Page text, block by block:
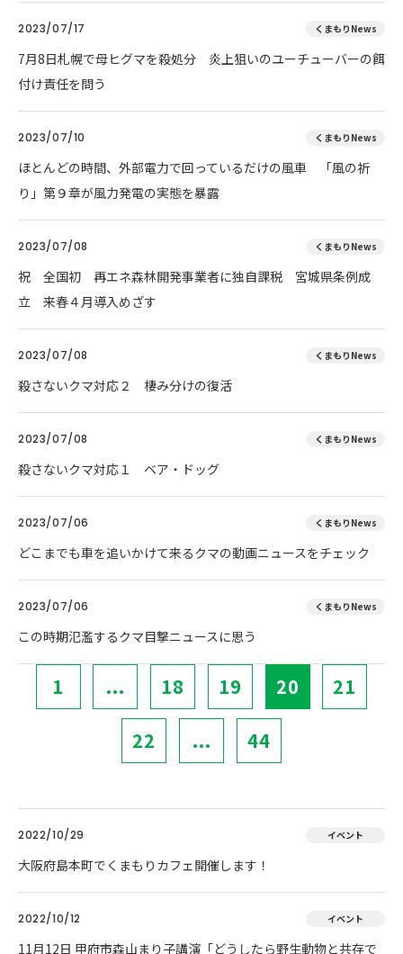
2023/07/17 くまもりNews
7月8日札幌で母ヒグマを殺処分 炎上狙いのユーチューバーの餌
付け責任を問う
2023/07/10 くまもりNews
ほとんどの時間、外部電力で回っているだけの風車 「風の祈
り」第９章が風力発電の実態を暴露
2023/07/08 くまもりNews
祝 全国初 再エネ森林開発事業者に独自課税 宮城県条例成
立 来春４月導入めざす
2023/07/08 くまもりNews
殺さないクマ対応２ 棲み分けの復活
2023/07/08 くまもりNews
殺さないクマ対応１ ベア・ドッグ
2023/07/06 くまもりNews
どこまでも車を追いかけて来るクマの動画ニュースをチェック
2023/07/06 くまもりNews
この時期氾濫するクマ目撃ニュースに思う
1 ... 18 19 20 21
22 ... 44
2022/10/29 イベント
大阪府島本町でくまもりカフェ開催します！
2022/10/12 イベント
11月12日 甲府市森山まり子講演「どうしたら野生動物と共存で